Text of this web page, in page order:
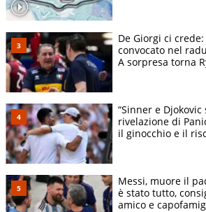
De Giorgi ci
convocato nel
A sorpresa torna
“Sinner e Djokovic
rivelazione di
il ginocchio e il
Messi, muore il
è stato tutto,
amico e